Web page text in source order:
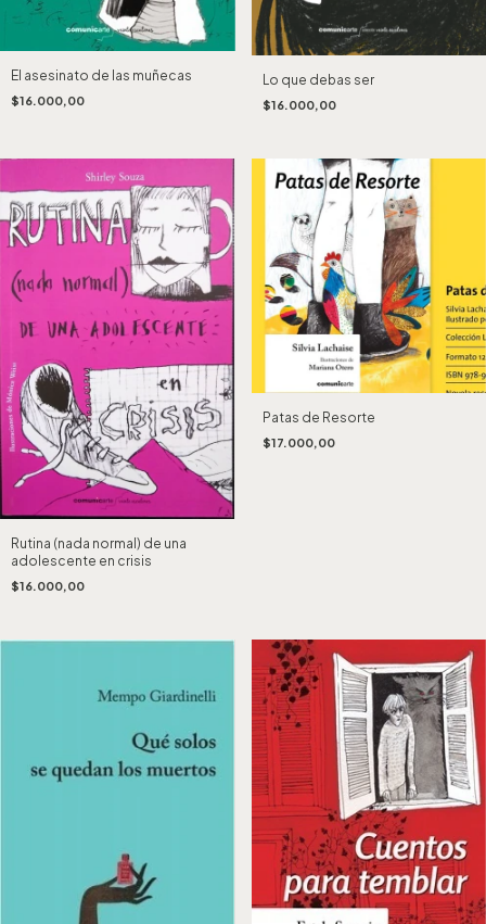
El asesinato de las muñecas
$16.000,00
Lo que debas ser
$16.000,00
Rutina (nada normal) de una
adolescente en crisis
$16.000,00
Patas de Resorte
$17.000,00